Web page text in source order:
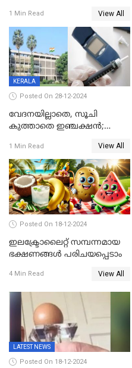
എ മരണങ്ങളും വർധിക്കുന്നു
- ആരോഗ്യവകുപ്പ് മുന്നറിയിപ്പ്
1 Min Read View All
KERALA
Posted On 28-12-2024
വേദനയില്ലാതെ, സൂചി
കുത്താതെ ഇഞ്ചക്ഷൻ;
കണ്ടുപിടിച്ച് ബോംബെ
ഐഐടി
1 Min Read View All
Posted On 18-12-2024
ഇലക്ട്രോലൈറ്റ് സമ്പന്നമായ
ഭക്ഷണങ്ങൾ പരിചയപ്പെടാം
4 Min Read View All
LATEST NEWS
Posted On 18-12-2024